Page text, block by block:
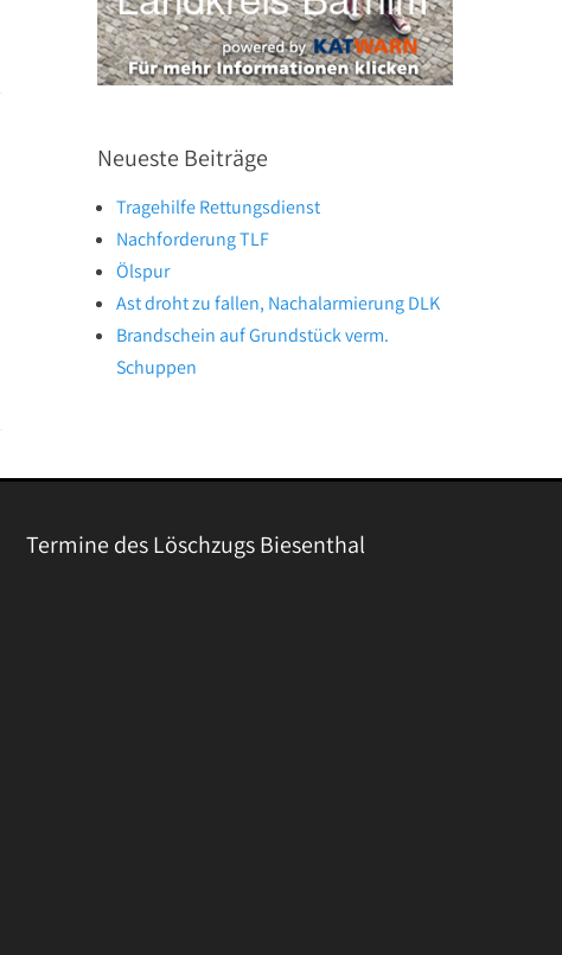
Neueste Beiträge
Tragehilfe Rettungsdienst
Nachforderung TLF
Ölspur
Ast droht zu fallen, Nachalarmierung DLK
Brandschein auf Grundstück verm.
Schuppen
Termine des Löschzugs Biesenthal